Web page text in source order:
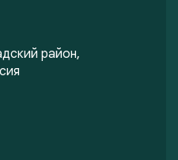
район,